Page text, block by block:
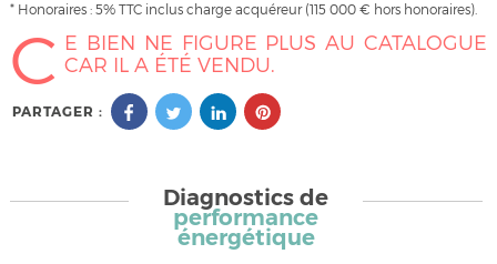
* Honoraires : 5% TTC inclus charge acquéreur (115 000 € hors honoraires).
C E BIEN NE FIGURE PLUS AU CATALOGUE
CAR IL A ÉTÉ VENDU.
PARTAGER :
Diagnostics de
performance
énergétique